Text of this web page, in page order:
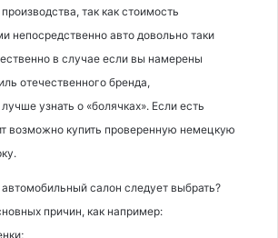
так как стоимость
непосредственно авто довольно таки
в случае если вы намерены
отечественного бренда,
узнать о «болячках». Если есть
возможно купить проверенную немецкую
салон следует выбрать?
причин, как например: